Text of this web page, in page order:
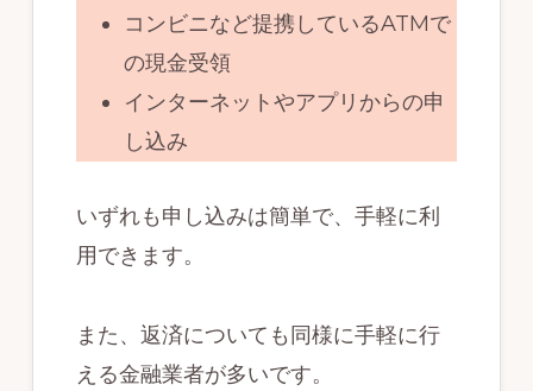
コンビニなど提携しているATMで
の現金受領
インターネットやアプリからの申
し込み
いずれも申し込みは簡単で、手軽に利
用できます。
また、返済についても同様に手軽に行
える金融業者が多いです。